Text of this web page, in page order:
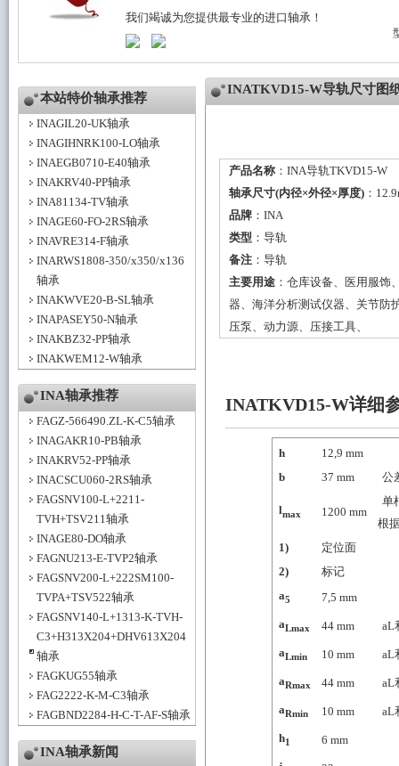
我们竭诚为您提供最专业的进口轴承！
本站特价轴承推荐
INAGIL20-UK轴承
INAGIHNRK100-LO轴承
INAEGB0710-E40轴承
INAKRV40-PP轴承
INA81134-TV轴承
INAGE60-FO-2RS轴承
INAVRE314-F轴承
INARWS1808-350/x350/x136
轴承
INAKWVE20-B-SL轴承
INAPASEY50-N轴承
INAKBZ32-PP轴承
INAKWEM12-W轴承
INA轴承推荐
FAGZ-566490.ZL-K-C5轴承
INAGAKR10-PB轴承
INAKRV52-PP轴承
INACSCU060-2RS轴承
FAGSNV100-L+2211-
TVH+TSV211轴承
INAGE80-DO轴承
FAGNU213-E-TVP2轴承
FAGSNV200-L+222SM100-
TVPA+TSV522轴承
FAGSNV140-L+1313-K-TVH-
C3+H313X204+DHV613X204
轴承
FAGKUG55轴承
FAG2222-K-M-C3轴承
FAGBND2284-H-C-T-AF-S轴承
INA轴承新闻
INATKVD15-W导轨尺寸图
产品名称 ：INA导轨TKVD15-W
轴承尺寸(内径×外径×厚度) ：
品牌 ： INA
类型 ： 导轨
备注 ：导轨
主要用途 ：仓库设备、医用服饰
器、海洋分析测试仪器、关节防
压泵、动力源、压接工具、
INATKVD15-W详细
h 12,9 mm
b
37 mm 公
lmax 1200 mm
单
根
1)
定位面
2)
标记
a5 7,5 mm
aLmax 44 mm
aL
aLmin 10 mm
aL
aRmax 44 mm
aL
aRmin 10 mm
aL
h1 6 mm